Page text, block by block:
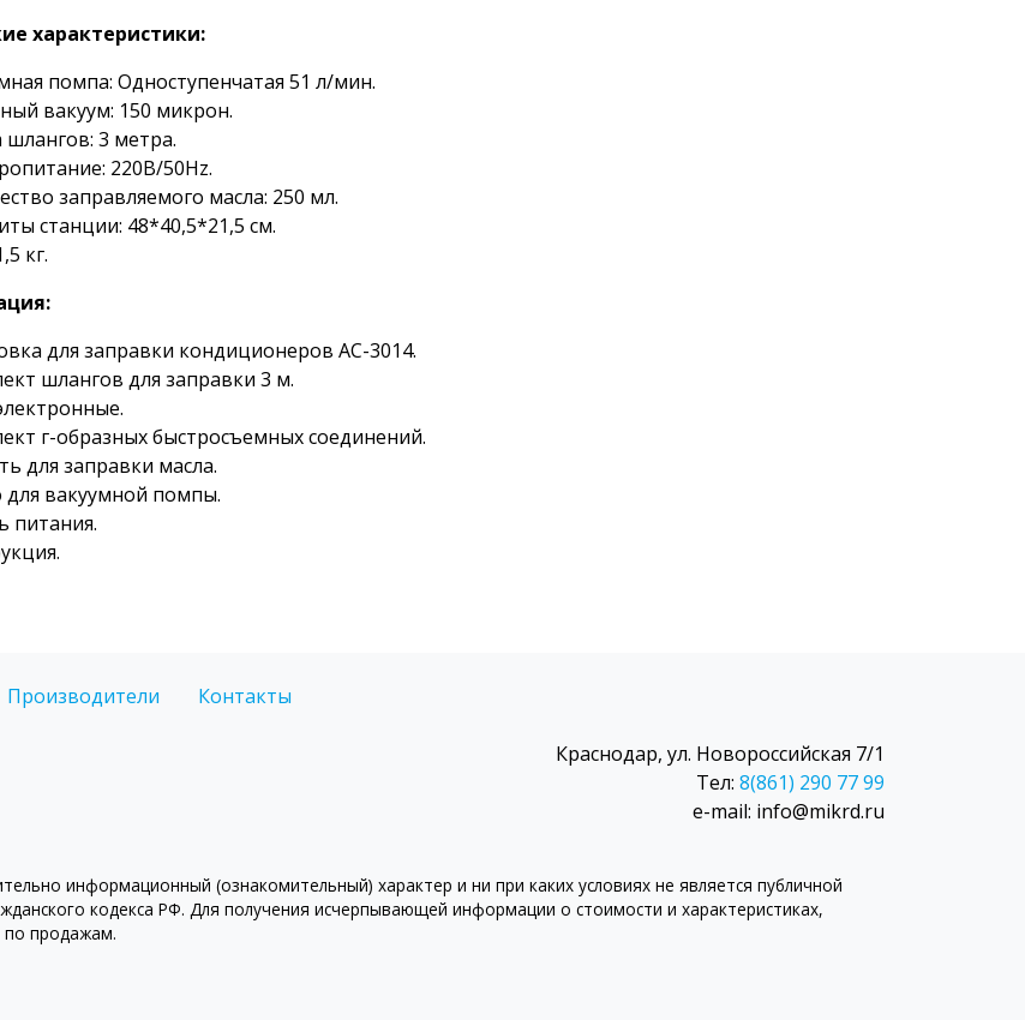
характеристики:
помпа: Одноступенчатая 51 л/мин.
вакуум: 150 микрон.
3 метра.
220В/50Hz.
заправляемого масла: 250 мл.
станции: 48*40,5*21,5 см.
кг.
для заправки кондиционеров АС-3014.
шлангов для заправки 3 м.
г-образных быстросъемных соединений.
для заправки масла.
для вакуумной помпы.
питания.
Производители Контакты
Краснодар, ул. Новороссийская 7/1
Тел: 8(861) 290 77 99
e-mail: info@mikrd.ru
информационный (ознакомительный) характер и ни при каких условиях не является публичной
кодекса РФ. Для получения исчерпывающей информации о стоимости и характеристиках,
по продажам.